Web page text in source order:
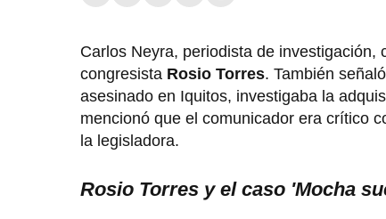
Carlos Neyra, periodista de
congresista Rosio Torres. También
asesinado en Iquitos, investigaba la
mencionó que el comunicador era crítico
la legisladora.
Rosio Torres y el caso 'Mocha